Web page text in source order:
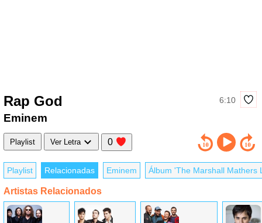
Rap God 6:10
Eminem
Playlist Ver Letra 0
Playlist Relacionadas Eminem Álbum 'The Marshall Mathers
Artistas Relacionados